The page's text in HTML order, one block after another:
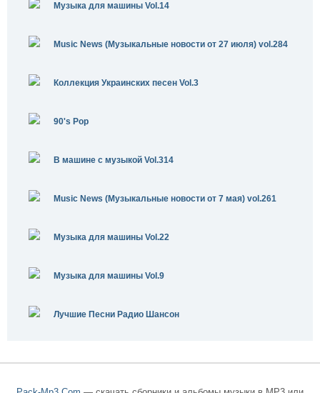
Музыка для машины Vol.14
Music News (Музыкальные новости от 27 июля) vol.284
Коллекция Украинских песен Vol.3
90's Pop
В машине с музыкой Vol.314
Music News (Музыкальные новости от 7 мая) vol.261
Музыка для машины Vol.22
Музыка для машины Vol.9
Лучшие Песни Радио Шансон